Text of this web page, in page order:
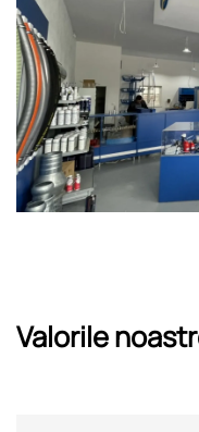
Valorile